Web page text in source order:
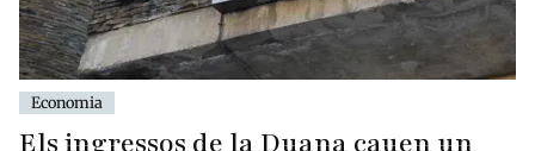
Economia
Els ingressos de la Duana cauen un